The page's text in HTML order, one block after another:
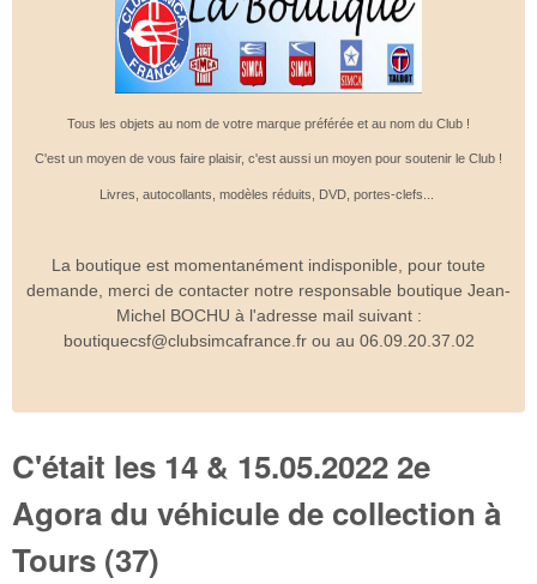
Tous les objets au nom de votre marque préférée et au nom du Club !
C'est un moyen de vous faire plaisir, c'est aussi un moyen pour soutenir le Club !
Livres, autocollants, modèles réduits, DVD, portes-clefs...
La boutique est momentanément indisponible, pour toute
demande, merci de contacter notre responsable boutique Jean-
Michel BOCHU à l'adresse mail suivant :
boutiquecsf@clubsimcafrance.fr ou au 06.09.20.37.02
C'était les 14 & 15.05.2022 2e
Agora du véhicule de collection à
Tours (37)